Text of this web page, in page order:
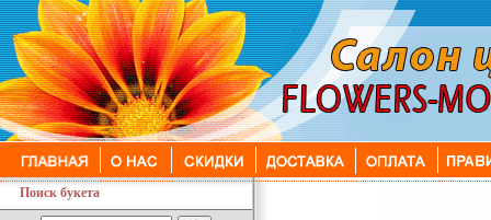
Поиск букета